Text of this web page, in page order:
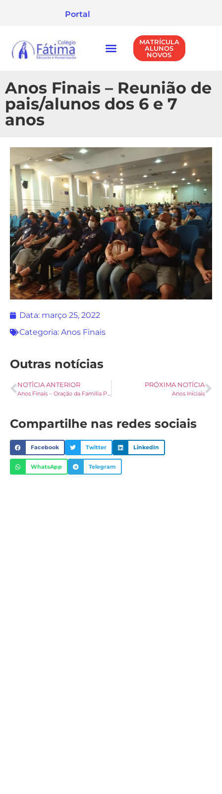
Portal
MATRÍCULA
ALUNOS
NOVOS
Anos Finais – Reunião de
pais/alunos dos 6 e 7
anos
Data: março 25, 2022
Categoria: Anos Finais
Outras notícias
NOTÍCIA ANTERIOR
Anos Finais – Oração da Família Palotina
PRÓXIMA NOTÍCIA
Anos Iniciais
Compartilhe nas redes sociais
Facebook Twitter LinkedIn
WhatsApp Telegram